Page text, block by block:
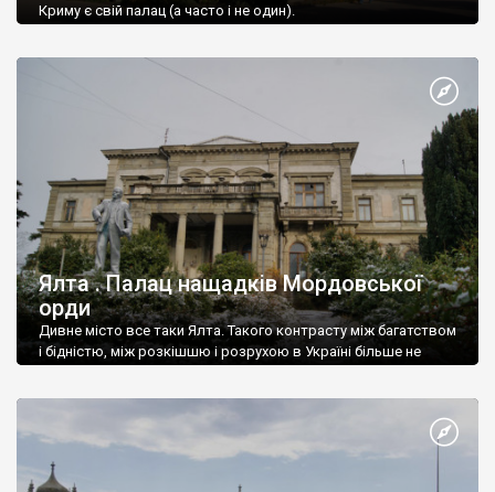
Криму є свій палац (а часто і не один).
Ялта . Палац нащадків Мордовської
орди
Дивне місто все таки Ялта. Такого контрасту між багатством
і бідністю, між розкішшю і розрухою в Україні більше не